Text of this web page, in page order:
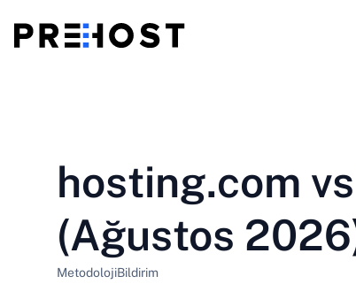
Ucuz VPS
EN - English ES -
LT - Lietuvių LV -
hosting.com
(Ağustos
MetodolojiBildirim